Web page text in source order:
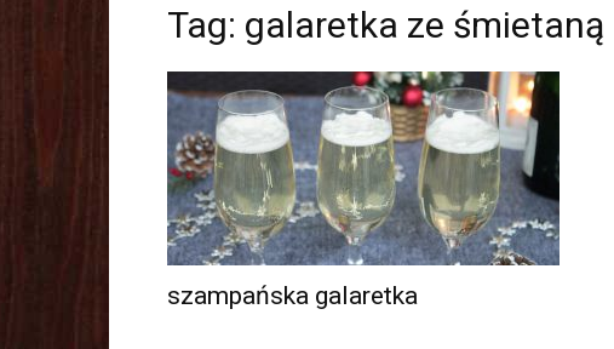
Tag: galaretka ze śmietaną
szampańska galaretka